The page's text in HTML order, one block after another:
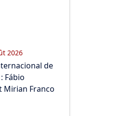
2026
de
Fábio
Mirian Franco